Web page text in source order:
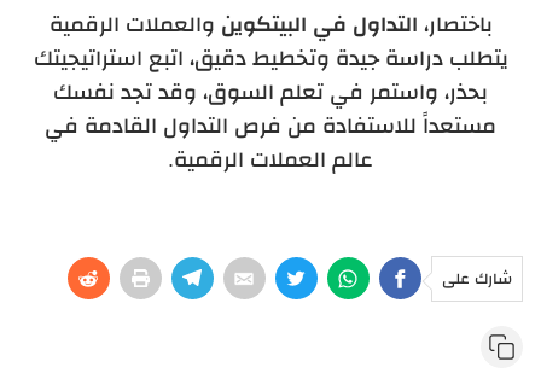
باختصار، التداول في البيتكوين والعملات الرقمية
يتطلب دراسة جيدة وتخطيط دقيق، اتبع استراتيجيتك
بحذر، واستمر في تعلم السوق، وقد تجد نفسك
مستعداً للاستفادة من فرص التداول القادمة في
عالم العملات الرقمية.
شارك على